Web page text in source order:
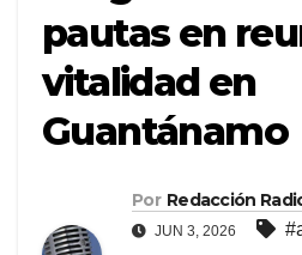
pautas en
vitalidad en
Guantánamo
Por Redacción
JUN 3, 2026